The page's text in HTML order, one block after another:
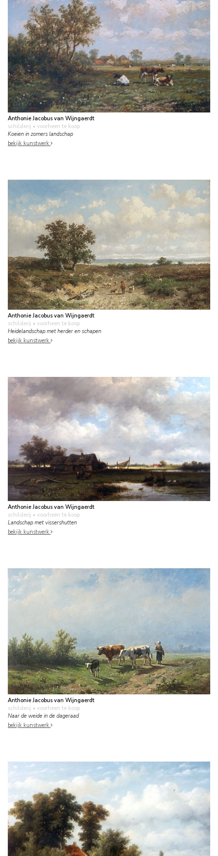
Anthonie Jacobus van Wijngaerdt
schilderij • voorheen te koop
Koeien in zomers landschap
bekijk kunstwerk
Anthonie Jacobus van Wijngaerdt
schilderij • voorheen te koop
Heidelandschap met herder en schapen
bekijk kunstwerk
Anthonie Jacobus van Wijngaerdt
schilderij • voorheen te koop
Landschap met vissershutten
bekijk kunstwerk
Anthonie Jacobus van Wijngaerdt
schilderij • voorheen te koop
Naar de weide in de dageraad
bekijk kunstwerk